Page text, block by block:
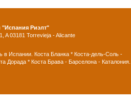
"Испания Риэлт"
A 03181 Torrevieja - Alicante
в Испании. Коста Бланка * Коста-дель-Соль -
Дорада * Коста Брава - Барселона -